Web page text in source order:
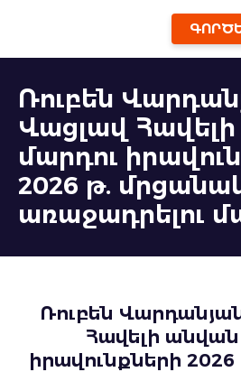
Ռուբեն
Վացլավ
մարդու
2026 թ.
առաջադրելու
Ռուբեն
Հավելի անվան
իրավունքների 2026